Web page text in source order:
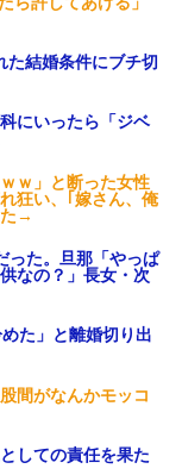
た結婚条件にブチ切
にいったら「ジベ
ｗ」と断った女性
狂い、｢嫁さん、俺
た→
った。旦那「やっぱ
なの？」長女・次
た」と離婚切り出
間がなんかモッコ
しての責任を果た